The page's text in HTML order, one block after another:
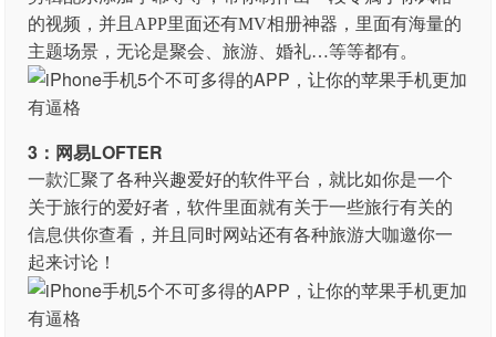
的视频，并且APP里面还有MV相册神器，里面有海量的
主题场景，无论是聚会、旅游、婚礼…等等都有。
3：网易LOFTER
一款汇聚了各种兴趣爱好的软件平台，就比如你是一个
关于旅行的爱好者，软件里面就有关于一些旅行有关的
信息供你查看，并且同时网站还有各种旅游大咖邀你一
起来讨论！